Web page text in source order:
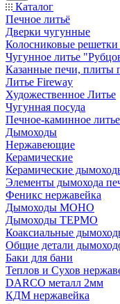
Каталог
Печное литьё
Дверки чугунные
Колосниковые
Чугунное литье
Казанные печи, плиты
Литье Fireway
Художественное Литье
Чугунная посуда
Печное-каминное
Дымоходы
Нержавеющие
Керамические
Керамические
Элементы дымохода
Феникс нержавейка
Дымоходы МОНО
Дымоходы ТЕРМО
Коаксиальные
Общие детали
Баки для бани
Теплов и Сухов
DARCO металл 2мм
КДМ нержавейка